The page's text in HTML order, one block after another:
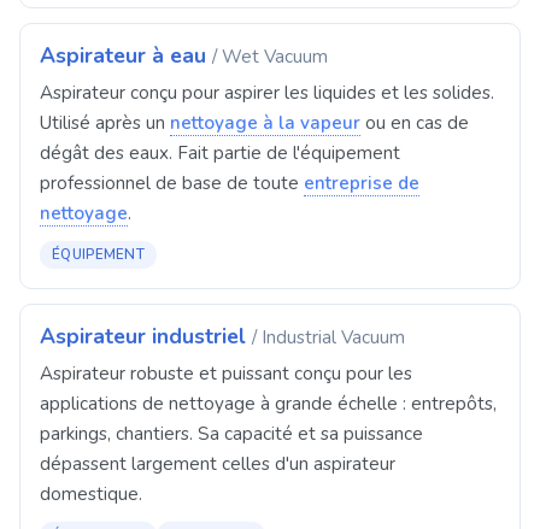
Aspirateur à eau / Wet Vacuum
Aspirateur conçu pour aspirer les liquides et les solides.
Utilisé après un nettoyage à la vapeur ou en cas de
dégât des eaux. Fait partie de l'équipement
professionnel de base de toute entreprise de
nettoyage.
ÉQUIPEMENT
Aspirateur industriel / Industrial Vacuum
Aspirateur robuste et puissant conçu pour les
applications de nettoyage à grande échelle : entrepôts,
parkings, chantiers. Sa capacité et sa puissance
dépassent largement celles d'un aspirateur
domestique.